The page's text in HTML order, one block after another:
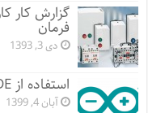
گزارش کار
فرمان
دی 3, 1393
استفاده از IDE آردوینو
آبان 4, 1399